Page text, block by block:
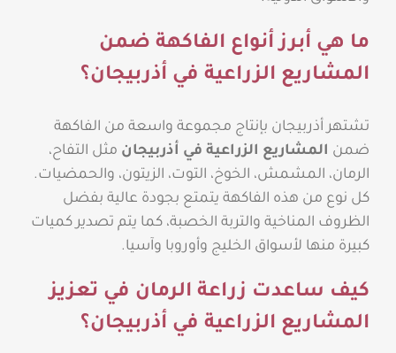
ما هي أبرز أنواع الفاكهة ضمن
المشاريع الزراعية في أذربيجان؟
تشتهر أذربيجان بإنتاج مجموعة واسعة من الفاكهة
ضمن المشاريع الزراعية في أذربيجان مثل التفاح،
الرمان، المشمش، الخوخ، التوت، الزيتون، والحمضيات.
كل نوع من هذه الفاكهة يتمتع بجودة عالية بفضل
الظروف المناخية والتربة الخصبة، كما يتم تصدير كميات
كبيرة منها لأسواق الخليج وأوروبا وآسيا.
كيف ساعدت زراعة الرمان في تعزيز
المشاريع الزراعية في أذربيجان؟